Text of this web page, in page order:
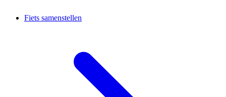
Fiets samenstellen